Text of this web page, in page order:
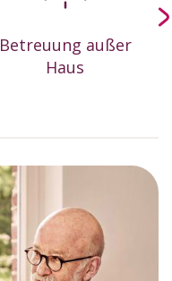
Betreuung außer
Haus